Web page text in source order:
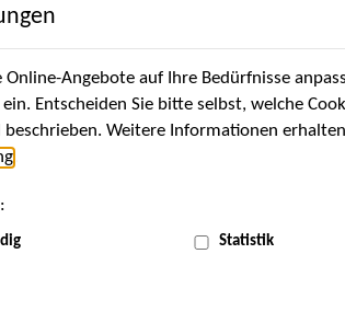
Künstler*innen Über uns
Angebote auf Ihre Bedürfnisse
Entscheiden Sie bitte selbst, welche
Weitere Informationen
Statistik